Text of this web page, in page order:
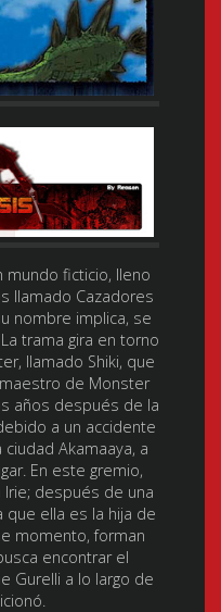
mundo ficticio, lleno
llamado Cazadores
nombre implica, se
trama gira en torno
llamado Shiki, que
de Monster
años después de la
a un accidente
Akamaaya, a
En este gremio,
Irie; después de una
ella es la hija de
momento, forman
encontrar el
Gurelli a lo largo de